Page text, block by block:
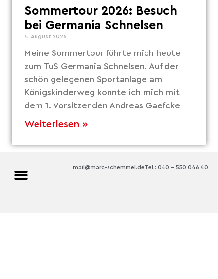
Sommertour 2026: Besuch
bei Germania Schnelsen
4. August 2026
Meine Sommertour führte mich heute
zum TuS Germania Schnelsen. Auf der
schön gelegenen Sportanlage am
Königskinderweg konnte ich mich mit
dem 1. Vorsitzenden Andreas Gaefcke
Weiterlesen »
Tel.: 040 – 550 046 40
mail@marc-schemmel.de